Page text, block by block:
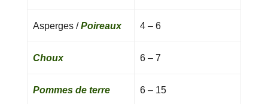
Asperges /Poireaux 4 – 6
Choux 6 – 7
Pommes de terre 6 – 15